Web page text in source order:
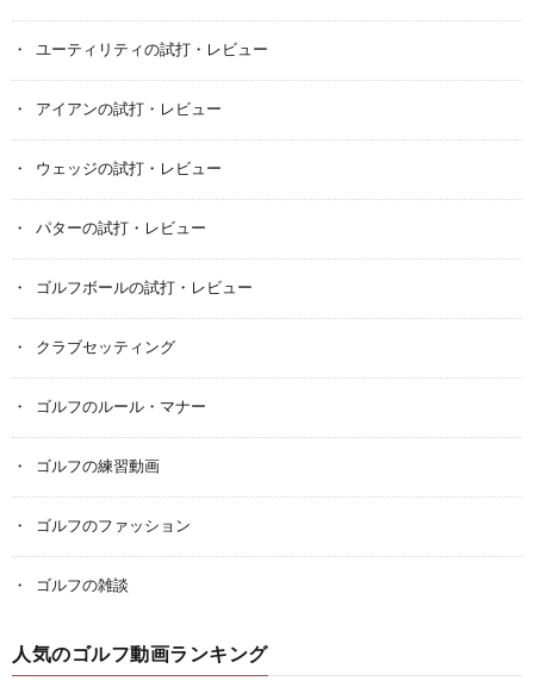
ユーティリティの試打・レビュー
アイアンの試打・レビュー
ウェッジの試打・レビュー
パターの試打・レビュー
ゴルフボールの試打・レビュー
クラブセッティング
ゴルフのルール・マナー
ゴルフの練習動画
ゴルフのファッション
ゴルフの雑談
人気のゴルフ動画ランキング